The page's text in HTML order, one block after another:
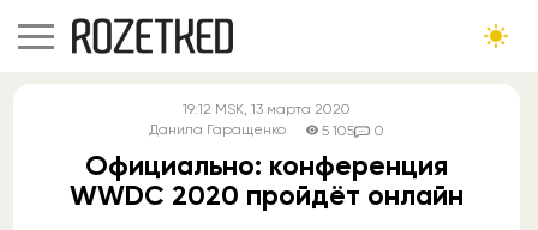
19:12 MSK, 13 марта 2020
Данила Гаращенко
5 105 0
Официально: конференция
WWDC 2020 пройдёт онлайн